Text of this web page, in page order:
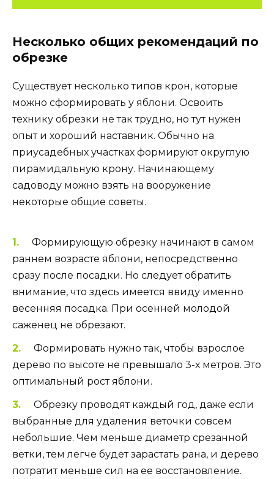
Несколько общих рекомендаций по
обрезке
Существует несколько типов крон, которые
можно сформировать у яблони. Освоить
технику обрезки не так трудно, но тут нужен
опыт и хороший наставник. Обычно на
приусадебных участках формируют округлую
пирамидальную крону. Начинающему
садоводу можно взять на вооружение
некоторые общие советы.
Формирующую обрезку начинают в самом
раннем возрасте яблони, непосредственно
сразу после посадки. Но следует обратить
внимание, что здесь имеется ввиду именно
весенняя посадка. При осенней молодой
саженец не обрезают.
Формировать нужно так, чтобы взрослое
дерево по высоте не превышало 3-х метров. Это
оптимальный рост яблони.
Обрезку проводят каждый год, даже если
выбранные для удаления веточки совсем
небольшие. Чем меньше диаметр срезанной
ветки, тем легче будет зарастать рана, и дерево
потратит меньше сил на ее восстановление.